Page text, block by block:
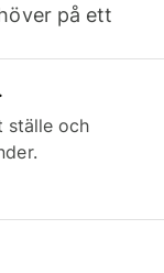
på ett
ställe och